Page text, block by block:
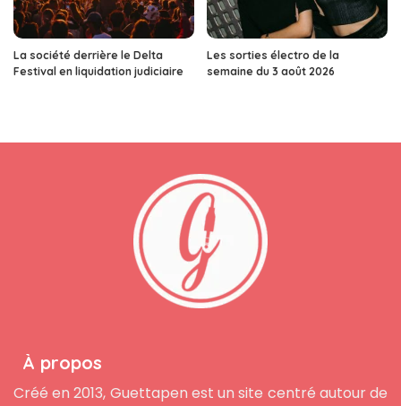
La société derrière le Delta
Festival en liquidation judiciaire
Les sorties électro de la
semaine du 3 août 2026
À propos
Créé en 2013, Guettapen est un site centré autour de